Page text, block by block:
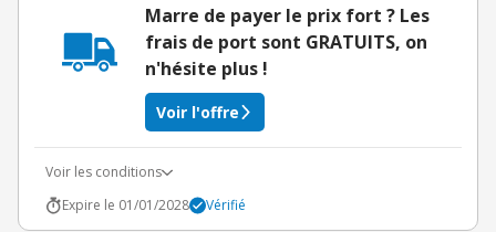
Marre de payer le prix fort ? Les
frais de port sont GRATUITS, on
n'hésite plus !
Voir l'offre
Voir les conditions
Expire le 01/01/2028
Vérifié